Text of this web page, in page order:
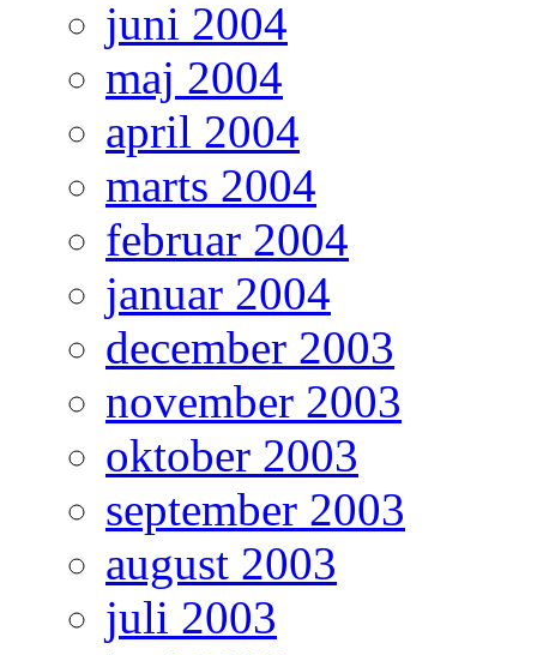
juni 2004
maj 2004
april 2004
marts 2004
februar 2004
januar 2004
december 2003
november 2003
oktober 2003
september 2003
august 2003
juli 2003